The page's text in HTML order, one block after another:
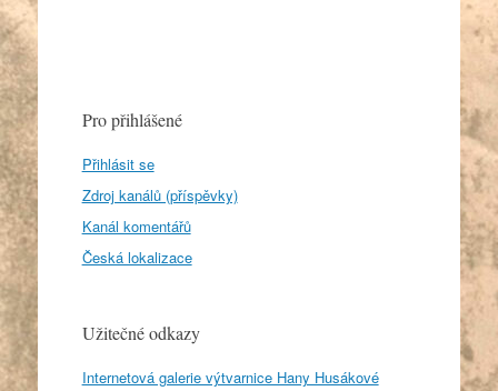
Pro přihlášené
Přihlásit se
Zdroj kanálů (příspěvky)
Kanál komentářů
Česká lokalizace
Užitečné odkazy
Internetová galerie výtvarnice Hany Husákové